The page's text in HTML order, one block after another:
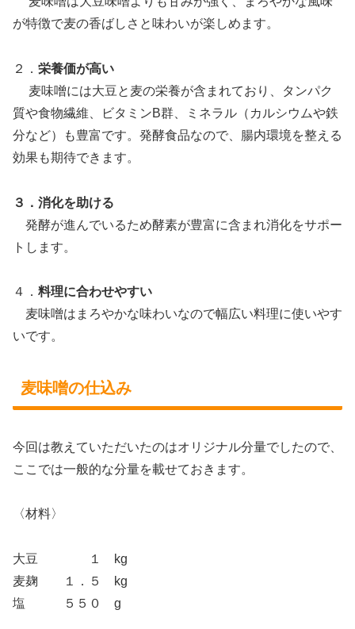
が特徴で麦の香ばしさと味わいが楽しめます。
２． 栄養価が高い
麦味噌には大豆と麦の栄養が含まれており、タンパク
質や食物繊維、ビタミンB群、ミネラル（カルシウムや鉄
分など）も豊富です。発酵食品なので、腸内環境を整える
効果も期待できます。
３．消化を助ける
発酵が進んでいるため酵素が豊富に含まれ消化をサポー
トします。
４． 料理に合わせやすい
麦味噌はまろやかな味わいなので幅広い料理に使いやす
いです。
麦味噌の仕込み
今回は教えていただいたのはオリジナル分量でしたので、
ここでは一般的な分量を載せておきます。
〈材料〉
大豆 １ kg
麦麹 １．５ kg
塩 ５５０ g